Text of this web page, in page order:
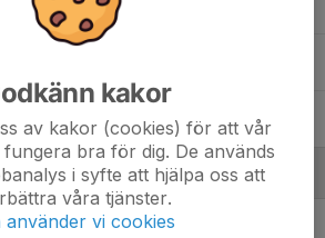
Assisterande Tränare
kakor
av kakor (cookies) för att vår
bra för dig. De används
i syfte att hjälpa oss att
våra tjänster.
använder vi cookies